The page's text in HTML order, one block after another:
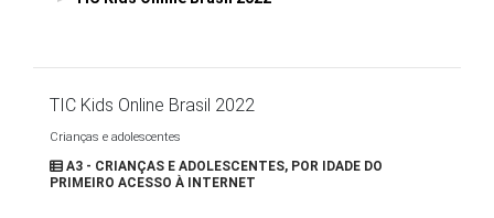
TIC Kids Online Brasil 2022
Crianças e adolescentes
A3 - CRIANÇAS E ADOLESCENTES, POR IDADE DO
PRIMEIRO ACESSO À INTERNET